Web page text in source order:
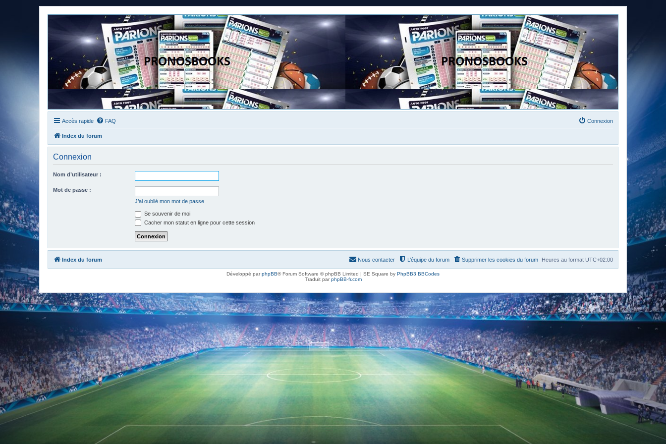
Accès rapide FAQ Connexion
Index du forum
Connexion
Nom d’utilisateur :
Mot de passe :
J’ai oublié mon mot de passe
Se souvenir de moi
Cacher mon statut en ligne pour cette session
Index du forum Heures au format UTC+02:00
Supprimer les cookies du forum
L’équipe du forum
Nous contacter
Développé parphpBB® Forum Software © phpBB Limited | SE Square by PhpBB3 BBCodes
Traduit parphpBB-fr.com